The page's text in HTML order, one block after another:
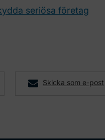
seriösa företag
Skicka som e-post